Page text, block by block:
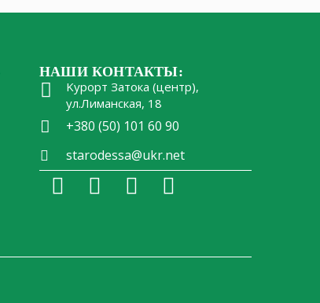
НАШИ КОНТАКТЫ:
Kурорт Затока (центр),
ул.Лиманская, 18
+380 (50) 101 60 90
starodessa@ukr.net